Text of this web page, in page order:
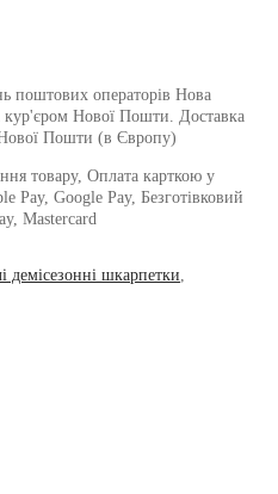
поштових операторів Нова
Нової Пошти. Доставка
Нової Пошти (в Європу)
товару, Оплата карткою у
Pay, Google Pay, Безготівковий
Mastercard
демісезонні шкарпетки,